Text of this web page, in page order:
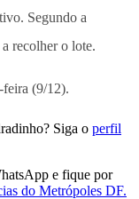
Segundo a
recolher o lote.
feira (9/12).
Siga o perfil
e fique por
do Metrópoles DF.